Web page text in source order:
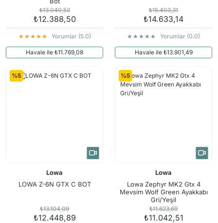
₺13.040,53
₺12.388,50
Yorumlar (5.0)
Havale ile ₺11.769,08
₺15.403,31
₺14.633,14
Yorumlar (0.0)
Havale ile ₺13.901,49
%5
Lowa
LOWA Z-6N GTX C BOT
₺13.104,09
₺12.448,89
%5
Lowa
Lowa Zephyr MK2 Gtx 4
Mevsim Wolf Green Ayakkabı
Gri/Yeşil
₺11.623,69
₺11.042,51